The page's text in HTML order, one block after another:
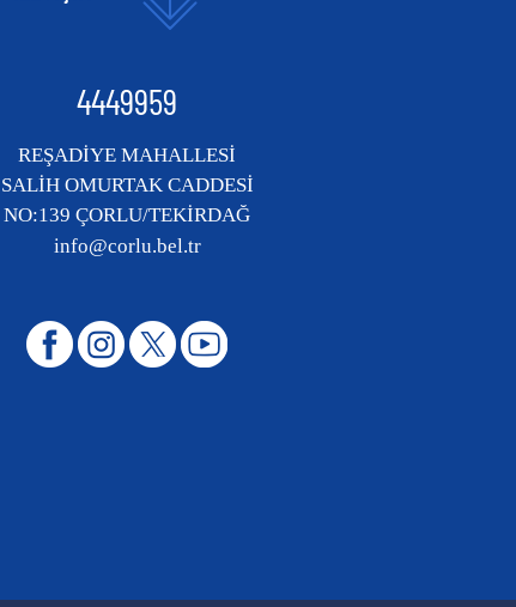
4449959
REŞADİYE MAHALLESİ
SALİH OMURTAK CADDESİ
NO:139 ÇORLU/TEKİRDAĞ
info@corlu.bel.tr